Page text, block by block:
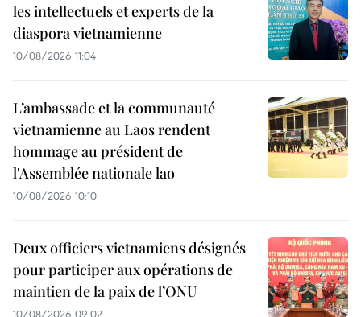
les intellectuels et experts de la
diaspora vietnamienne
10/08/2026 11:04
L’ambassade et la communauté
vietnamienne au Laos rendent
hommage au président de
l'Assemblée nationale lao
10/08/2026 10:10
Deux officiers vietnamiens désignés
pour participer aux opérations de
maintien de la paix de l’ONU
10/08/2026 09:02